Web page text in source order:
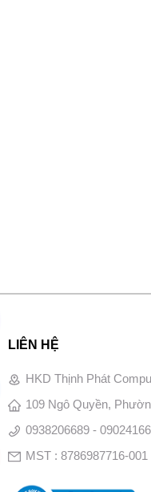
LIÊN HỆ
HKD Thịnh Phát
109 Ngô Quyền,
0938206689 -
MST : 8786987716-001